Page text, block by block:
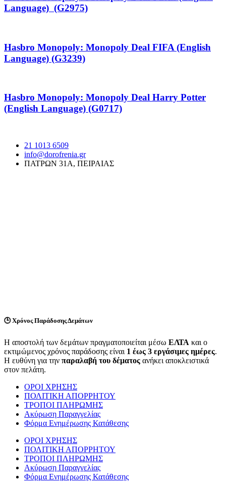
Language) (G2975)
Hasbro Monopoly: Monopoly Deal FIFA (English
Language) (G3239)
Hasbro Monopoly: Monopoly Deal Harry Potter
(English Language) (G0717)
21 1013 6509
info@dorofrenia.gr
ΠΑΤΡΩΝ 31Α, ΠΕΙΡΑΙΑΣ
🕒Χρόνος Παράδοσης Δεμάτων
Η αποστολή των δεμάτων πραγματοποιείται μέσω ΕΛΤΑ και ο
εκτιμώμενος χρόνος παράδοσης είναι 1 έως 3 εργάσιμες ημέρες.
Η ευθύνη για την παραλαβή του δέματος ανήκει αποκλειστικά
στον πελάτη.
ΟΡΟΙ ΧΡΗΣΗΣ
ΠΟΛΙΤΙΚΗ ΑΠΟΡΡΗΤΟΥ
ΤΡΟΠΟΙ ΠΛΗΡΩΜΗΣ
Ακύρωση Παραγγελίας
Φόρμα Ενημέρωσης Κατάθεσης
ΟΡΟΙ ΧΡΗΣΗΣ
ΠΟΛΙΤΙΚΗ ΑΠΟΡΡΗΤΟΥ
ΤΡΟΠΟΙ ΠΛΗΡΩΜΗΣ
Ακύρωση Παραγγελίας
Φόρμα Ενημέρωσης Κατάθεσης